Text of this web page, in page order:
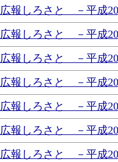
広報しろさと －平成
広報しろさと －平成
広報しろさと －平成
広報しろさと －平成
広報しろさと －平成
広報しろさと －平成
広報しろさと －平成